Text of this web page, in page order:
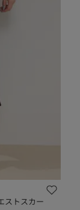
ストスカー